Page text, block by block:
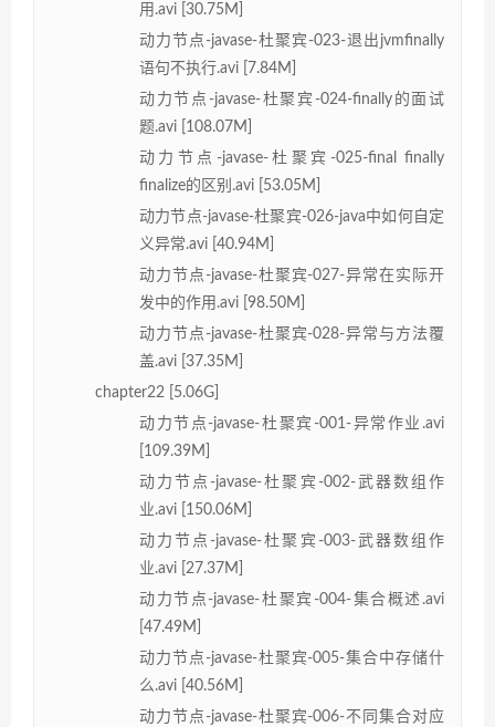
用.avi [30.75M]
动力节点-javase-杜聚宾-023-退出jvmfinally
语句不执行.avi [7.84M]
动力节点-javase-杜聚宾-024-finally的面试
题.avi [108.07M]
动力节点-javase-杜聚宾-025-final finally
finalize的区别.avi [53.05M]
动力节点-javase-杜聚宾-026-java中如何自定
义异常.avi [40.94M]
动力节点-javase-杜聚宾-027-异常在实际开
发中的作用.avi [98.50M]
动力节点-javase-杜聚宾-028-异常与方法覆
盖.avi [37.35M]
chapter22 [5.06G]
动力节点-javase-杜聚宾-001-异常作业.avi
[109.39M]
动力节点-javase-杜聚宾-002-武器数组作
业.avi [150.06M]
动力节点-javase-杜聚宾-003-武器数组作
业.avi [27.37M]
动力节点-javase-杜聚宾-004-集合概述.avi
[47.49M]
动力节点-javase-杜聚宾-005-集合中存储什
么.avi [40.56M]
动力节点-javase-杜聚宾-006-不同集合对应